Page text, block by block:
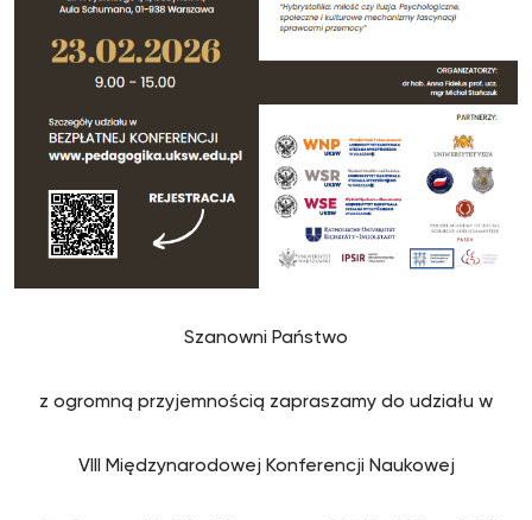
Szanowni Państwo
z ogromną przyjemnością zapraszamy do udziału w
VIII Międzynarodowej Konferencji Naukowej